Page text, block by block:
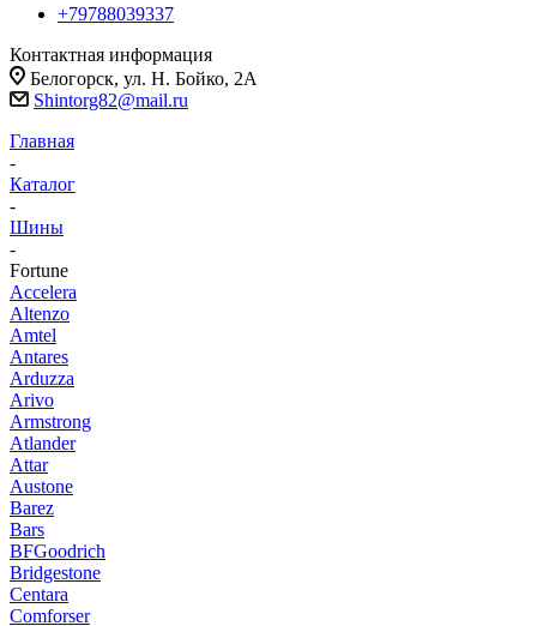
+79788039337
Контактная информация
Белогорск, ул. Н. Бойко, 2А
Shintorg82@mail.ru
Главная
-
Каталог
-
Шины
-
Fortune
Accelera
Altenzo
Amtel
Antares
Arduzza
Arivo
Armstrong
Atlander
Attar
Austone
Barez
Bars
BFGoodrich
Bridgestone
Centara
Comforser